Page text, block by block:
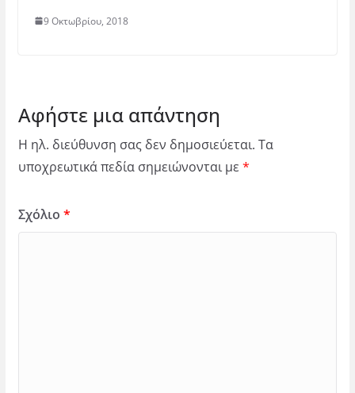
9 Οκτωβρίου, 2018
Αφήστε μια απάντηση
Η ηλ. διεύθυνση σας δεν δημοσιεύεται. Τα
υποχρεωτικά πεδία σημειώνονται με *
Σχόλιο *